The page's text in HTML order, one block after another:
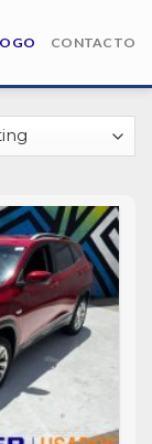
CONTACTO